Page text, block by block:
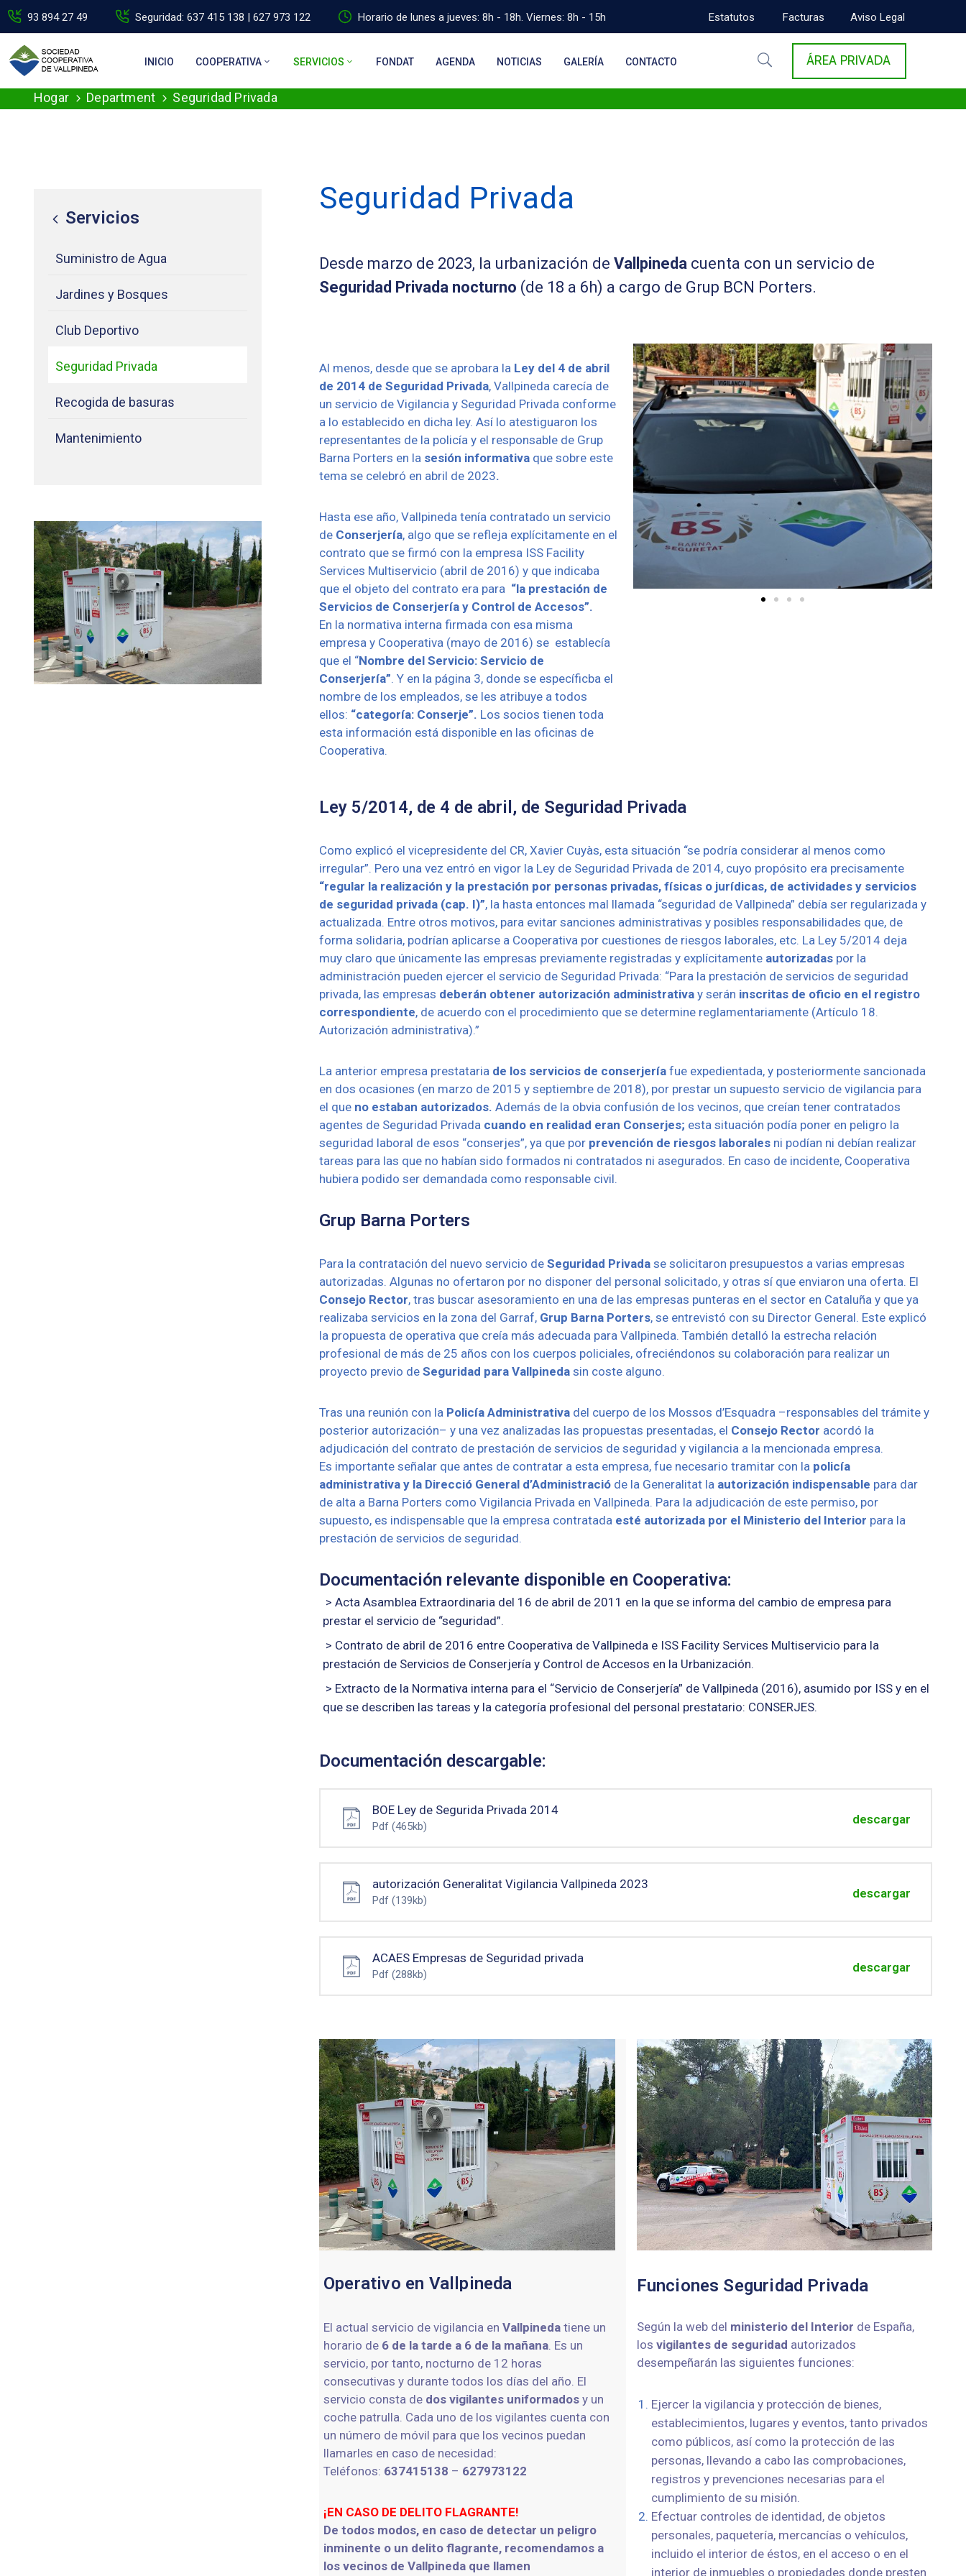
93 894 27 49 Seguridad: 637 415 138 | 627 973 122 Horario de lunes a jueves: 8h - 18h. Viernes: 8h - 15h Estatutos Facturas Aviso Legal
INICIO COOPERATIVA SERVICIOS FONDAT AGENDA NOTICIAS GALERÍA CONTACTO ÁREA PRIVADA
Hogar Department Seguridad Privada
Servicios
Suministro de Agua
Jardines y Bosques
Club Deportivo
Seguridad Privada
Recogida de basuras
Mantenimiento
Seguridad Privada
Desde marzo de 2023, la urbanización de Vallpineda cuenta con un servicio de
Seguridad Privada nocturno (de 18 a 6h) a cargo de Grup BCN Porters.
Al menos, desde que se aprobara la Ley del 4 de abril
de 2014 de Seguridad Privada, Vallpineda carecía de
un servicio de Vigilancia y Seguridad Privada conforme
a lo establecido en dicha ley. Así lo atestiguaron los
representantes de la policía y el responsable de Grup
Barna Porters en la sesión informativa que sobre este
tema se celebró en abril de 2023.
Hasta ese año, Vallpineda tenía contratado un servicio
de Conserjería, algo que se refleja explícitamente en el
contrato que se firmó con la empresa ISS Facility
Services Multiservicio (abril de 2016) y que indicaba
que el objeto del contrato era para “la prestación de
Servicios de Conserjería y Control de Accesos”.
En la normativa interna firmada con esa misma
empresa y Cooperativa (mayo de 2016) se establecía
que el “Nombre del Servicio: Servicio de
Conserjería”. Y en la página 3, donde se específicba el
nombre de los empleados, se les atribuye a todos
ellos: “categoría: Conserje”. Los socios tienen toda
esta información está disponible en las oficinas de
Cooperativa.
Ley 5/2014, de 4 de abril, de Seguridad Privada
Como explicó el vicepresidente del CR, Xavier Cuyàs, esta situación “se podría considerar al menos como
irregular”. Pero una vez entró en vigor la Ley de Seguridad Privada de 2014, cuyo propósito era precisamente
“regular la realización y la prestación por personas privadas, físicas o jurídicas, de actividades y servicios
de seguridad privada (cap. I)”, la hasta entonces mal llamada “seguridad de Vallpineda” debía ser regularizada y
actualizada. Entre otros motivos, para evitar sanciones administrativas y posibles responsabilidades que, de
forma solidaria, podrían aplicarse a Cooperativa por cuestiones de riesgos laborales, etc. La Ley 5/2014 deja
muy claro que únicamente las empresas previamente registradas y explícitamente autorizadas por la
administración pueden ejercer el servicio de Seguridad Privada: “Para la prestación de servicios de seguridad
privada, las empresas deberán obtener autorización administrativa y serán inscritas de oficio en el registro
correspondiente, de acuerdo con el procedimiento que se determine reglamentariamente (Artículo 18.
Autorización administrativa).”
La anterior empresa prestataria de los servicios de conserjería fue expedientada, y posteriormente sancionada
en dos ocasiones (en marzo de 2015 y septiembre de 2018), por prestar un supuesto servicio de vigilancia para
el que no estaban autorizados. Además de la obvia confusión de los vecinos, que creían tener contratados
agentes de Seguridad Privada cuando en realidad eran Conserjes; esta situación podía poner en peligro la
seguridad laboral de esos “conserjes”, ya que por prevención de riesgos laborales ni podían ni debían realizar
tareas para las que no habían sido formados ni contratados ni asegurados. En caso de incidente, Cooperativa
hubiera podido ser demandada como responsable civil.
Grup Barna Porters
Para la contratación del nuevo servicio de Seguridad Privada se solicitaron presupuestos a varias empresas
autorizadas. Algunas no ofertaron por no disponer del personal solicitado, y otras sí que enviaron una oferta. El
Consejo Rector, tras buscar asesoramiento en una de las empresas punteras en el sector en Cataluña y que ya
realizaba servicios en la zona del Garraf, Grup Barna Porters, se entrevistó con su Director General. Este explicó
la propuesta de operativa que creía más adecuada para Vallpineda. También detalló la estrecha relación
profesional de más de 25 años con los cuerpos policiales, ofreciéndonos su colaboración para realizar un
proyecto previo de Seguridad para Vallpineda sin coste alguno.
Tras una reunión con la Policía Administrativa del cuerpo de los Mossos d’Esquadra –responsables del trámite y
posterior autorización– y una vez analizadas las propuestas presentadas, el Consejo Rector acordó la
adjudicación del contrato de prestación de servicios de seguridad y vigilancia a la mencionada empresa.
Es importante señalar que antes de contratar a esta empresa, fue necesario tramitar con la policía
administrativa y la Direcció General d’Administració de la Generalitat la autorización indispensable para dar
de alta a Barna Porters como Vigilancia Privada en Vallpineda. Para la adjudicación de este permiso, por
supuesto, es indispensable que la empresa contratada esté autorizada por el Ministerio del Interior para la
prestación de servicios de seguridad.
Documentación relevante disponible en Cooperativa:
> Acta Asamblea Extraordinaria del 16 de abril de 2011 en la que se informa del cambio de empresa para
prestar el servicio de “seguridad”.
> Contrato de abril de 2016 entre Cooperativa de Vallpineda e ISS Facility Services Multiservicio para la
prestación de Servicios de Conserjería y Control de Accesos en la Urbanización.
> Extracto de la Normativa interna para el “Servicio de Conserjería” de Vallpineda (2016), asumido por ISS y en el
que se describen las tareas y la categoría profesional del personal prestatario: CONSERJES.
Documentación descargable:
BOE Ley de Segurida Privada 2014
Pdf (465kb) descargar
autorización Generalitat Vigilancia Vallpineda 2023
Pdf (139kb) descargar
ACAES Empresas de Seguridad privada
Pdf (288kb) descargar
Operativo en Vallpineda
El actual servicio de vigilancia en Vallpineda tiene un
horario de 6 de la tarde a 6 de la mañana. Es un
servicio, por tanto, nocturno de 12 horas
consecutivas y durante todos los días del año. El
servicio consta de dos vigilantes uniformados y un
coche patrulla. Cada uno de los vigilantes cuenta con
un número de móvil para que los vecinos puedan
llamarles en caso de necesidad:
Teléfonos: 637415138 – 627973122
¡EN CASO DE DELITO FLAGRANTE!
De todos modos, en caso de detectar un peligro
inminente o un delito flagrante, recomendamos a
los vecinos de Vallpineda que llamen
Funciones Seguridad Privada
Según la web del ministerio del Interior de España,
los vigilantes de seguridad autorizados
desempeñarán las siguientes funciones:
Ejercer la vigilancia y protección de bienes,
establecimientos, lugares y eventos, tanto privados
como públicos, así como la protección de las
personas, llevando a cabo las comprobaciones,
registros y prevenciones necesarias para el
cumplimiento de su misión.
Efectuar controles de identidad, de objetos
personales, paquetería, mercancías o vehículos,
incluido el interior de éstos, en el acceso o en el
interior de inmuebles o propiedades donde presten